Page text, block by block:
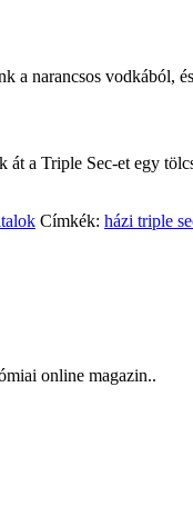
a narancsos vodkából,
át a Triple Sec-et egy
Címkék: házi triple
online magazin..